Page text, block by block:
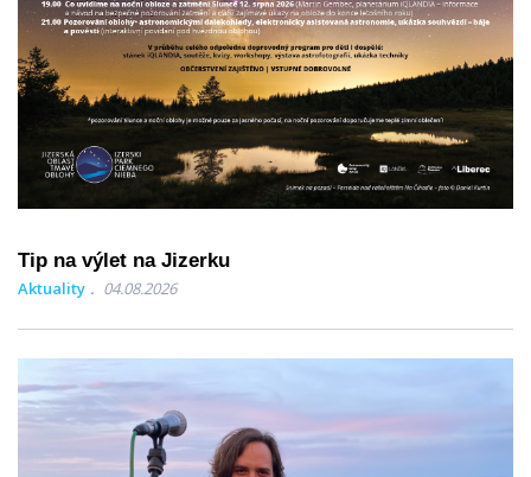
Tip na výlet na Jizerku
Aktuality 04.08.2026